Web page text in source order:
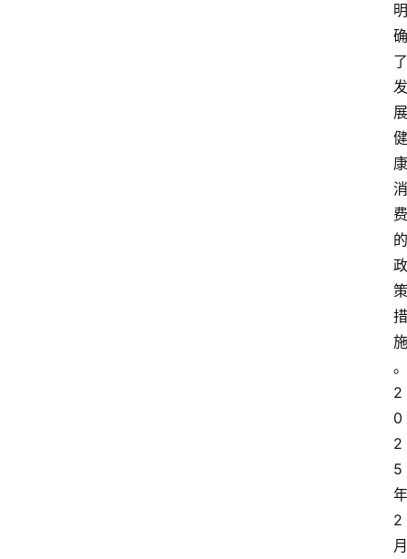
明
确
了
发
展
健
康
消
费
的
政
策
措
施
。
2
0
2
5
年
2
月